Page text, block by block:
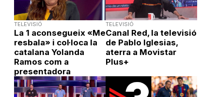
TELEVISIÓ
La 1 aconsegueix «Me
resbala» i col·loca la
catalana Yolanda
Ramos com a
presentadora
TELEVISIÓ
Canal Red, la televisió
de Pablo Iglesias,
aterra a Movistar
Plus+